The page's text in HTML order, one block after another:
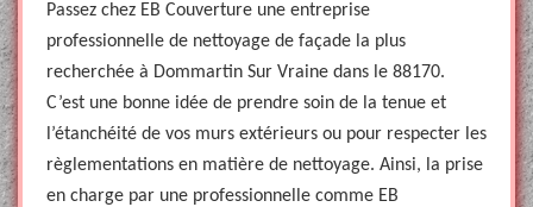
Passez chez EB Couverture une entreprise
professionnelle de nettoyage de façade la plus
recherchée à Dommartin Sur Vraine dans le 88170.
C’est une bonne idée de prendre soin de la tenue et
l’étanchéité de vos murs extérieurs ou pour respecter les
règlementations en matière de nettoyage. Ainsi, la prise
en charge par une professionnelle comme EB